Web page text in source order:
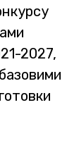
2027,